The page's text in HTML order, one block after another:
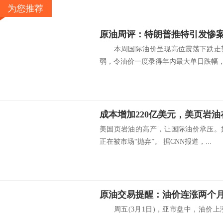
为您推荐
本周国际油价呈现高位震荡下跌走
弱，令油价一度录得年内最大单日跌幅
成本增加220亿美元，美页岩
美国页岩油的高产，让国际油价承压
正在被市场“抛弃”。 据CNN报道，...
原油交易提醒：油价连涨两个
周五(3月1日)，亚市盘中，油价上